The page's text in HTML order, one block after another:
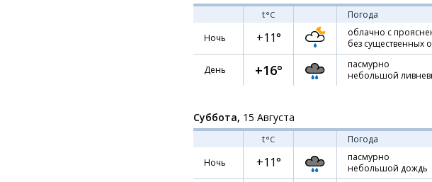
t°C Погода
Ночь
+11°
облачно с
без существенных
День +16°
пасмурно
небольшой
Суббота, 15 Августа
t°C Погода
Ночь
+11°
пасмурно
небольшой дождь